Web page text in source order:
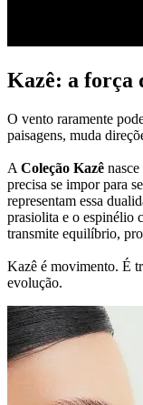
Kazê: a força
O vento raramente
paisagens, muda
A Coleção Kazê
precisa se impor para
representam essa
prasiolita e o espinélio
transmite equilíbrio,
Kazê é movimento. É
evolução.